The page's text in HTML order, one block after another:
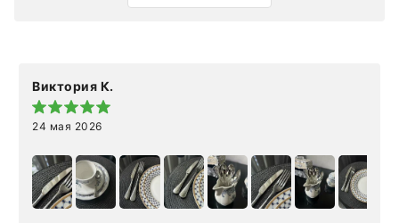
Виктория К.
24 мая 2026